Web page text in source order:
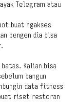
Telegram atau
buat ngakses
pengen dia bisa
batas. Kalian bisa
bangun
data fitness
riset restoran